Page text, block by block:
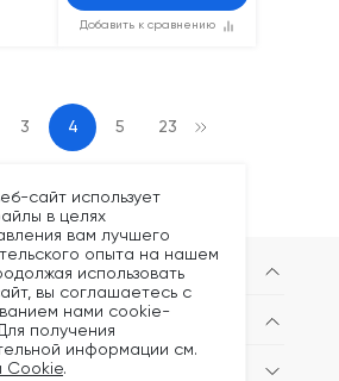
Добавить к сравнению
3 4 5 23
сайт использует
в целях
вам лучшего
опыта на нашем
использовать
вы соглашаетесь с
нами cookie-
получения
информации см.
Cookie.